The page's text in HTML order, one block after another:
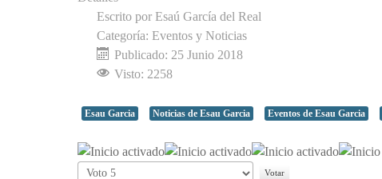
Escrito por Esaú García del Real
Categoría: Eventos y Noticias
Publicado: 25 Junio 2018
Visto: 2258
Esau Garcia Noticias de Esau Garcia Eventos de Esau Garcia
Ratio:5/5
Por